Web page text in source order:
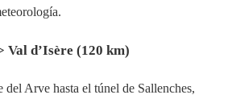
Val d’Isère (120 km)
del Arve hasta el túnel de Sallenches,